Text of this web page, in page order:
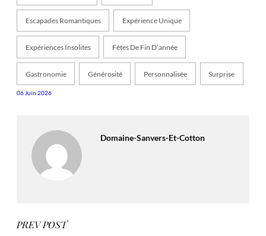
Escapades Romantiques Expérience Unique
Expériences Insolites Fêtes De Fin D’année
Gastronomie Générosité Personnalisée Surprise
06 Juin 2026
Domaine-Sanvers-Et-Cotton
PREV POST